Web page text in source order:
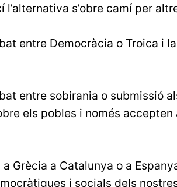
l’alternativa s’obre camí per
entre Democràcia o Troica i
entre sobirania o submissió
els pobles i només
Grècia a Catalunya o a
i socials dels